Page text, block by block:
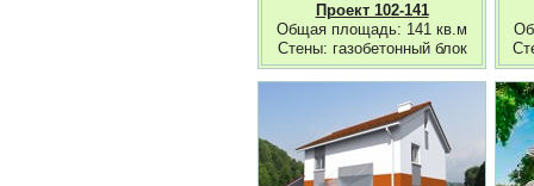
Проект 102-141
Общая площадь: 141 кв.м
Стены: газобетонный блок